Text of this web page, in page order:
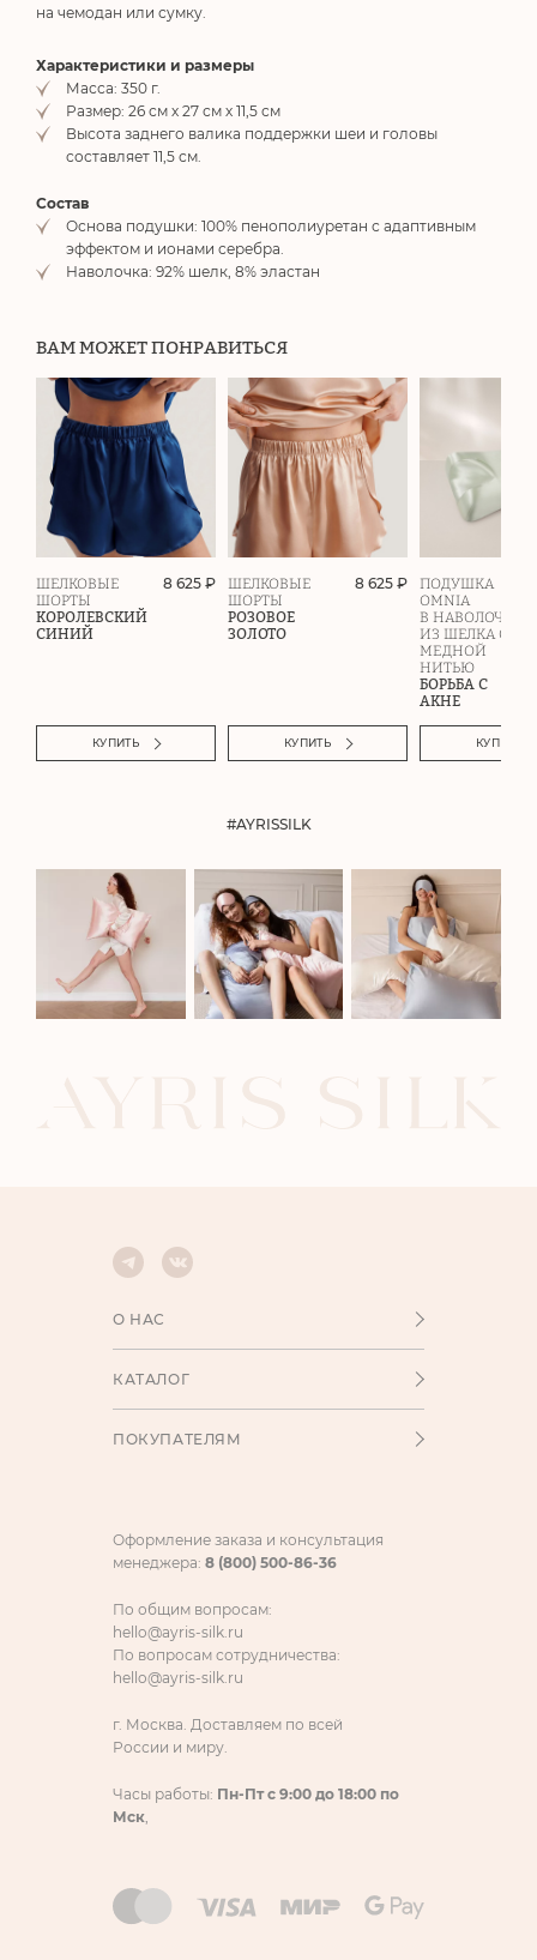
на чемодан или сумку.
Характеристики и размеры
Масса: 350 г.
Размер: 26 см х 27 см х 11,5 см
Высота заднего валика поддержки шеи и головы
составляет 11,5 см.
Состав
Основа подушки: 100% пенополиуретан с адаптивным
эффектом и ионами серебра.
Наволочка: 92% шелк, 8% эластан
ВАМ МОЖЕТ ПОНРАВИТЬСЯ
ШЕЛКОВЫЕ
ШОРТЫ
КОРОЛЕВСКИЙ
СИНИЙ
8 625 ₽
КУПИТЬ
ШЕЛКОВЫЕ
ШОРТЫ
РОЗОВОЕ
ЗОЛОТО
8 625 ₽
КУПИТЬ
ПОДУШКА
OMNIA
В НАВОЛОЧКЕ
ИЗ ШЕЛКА С
МЕДНОЙ
НИТЬЮ
БОРЬБА С
АКНЕ
КУПИТЬ
#AYRISSILK
О НАС
КАТАЛОГ
ПОКУПАТЕЛЯМ
Оформление заказа и консультация
менеджера: 8 (800) 500-86-36
По общим вопросам:
hello@ayris-silk.ru
По вопросам сотрудничества:
hello@ayris-silk.ru
г. Москва. Доставляем по всей
России и миру.
Часы работы: Пн-Пт с 9:00 до 18:00 по
Мск,